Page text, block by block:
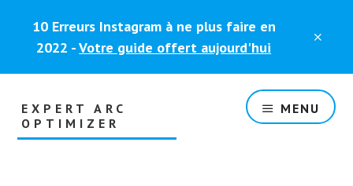
content
10 Erreurs Instagram à ne plus faire en
2022 -Votre guide offert aujourd'hui
EXPERT ARC
OPTIMIZER
MENU